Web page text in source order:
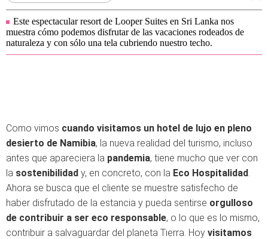
Este espectacular resort de Looper Suites en Sri Lanka nos
muestra cómo podemos disfrutar de las vacaciones rodeados de
naturaleza y con sólo una tela cubriendo nuestro techo.
Como vimos cuando visitamos un hotel de lujo en pleno
desierto de Namibia, la nueva realidad del turismo, incluso
antes que apareciera la pandemia, tiene mucho que ver con
la sostenibilidad y, en concreto, con la Eco Hospitalidad.
Ahora se busca que el cliente se muestre satisfecho de
haber disfrutado de la estancia y pueda sentirse orgulloso
de contribuir a ser eco responsable, o lo que es lo mismo,
contribuir a salvaguardar del planeta Tierra. Hoy visitamos